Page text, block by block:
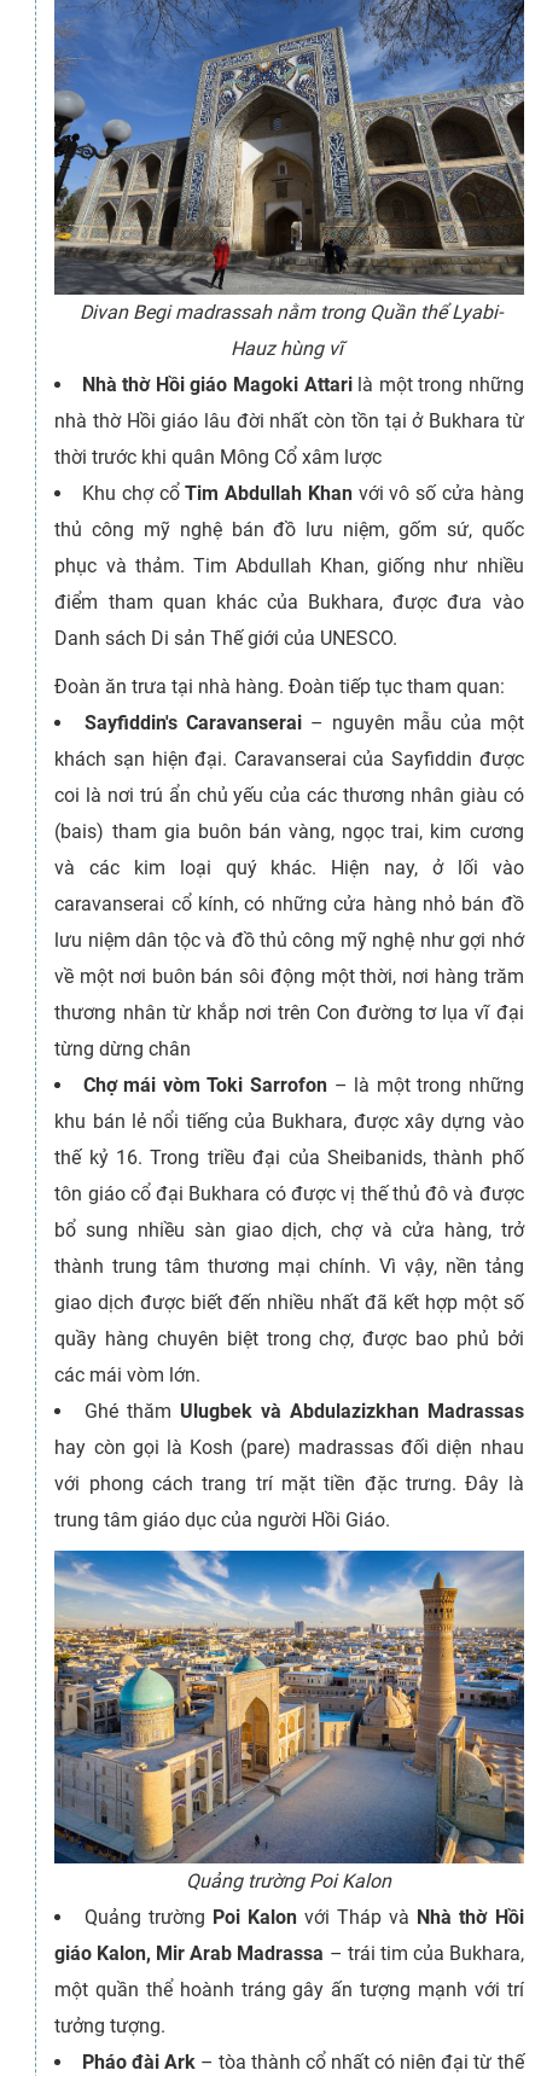
Divan Begi madrassah nằm trong Quần thể Lyabi-
Hauz hùng vĩ
Nhà thờ Hồi giáo Magoki Attarilà một trong những
nhà thờ Hồi giáo lâu đời nhất còn tồn tại ở Bukhara từ
thời trước khi quân Mông Cổ xâm lược
Khu chợ cổTim Abdullah Khanvới vô số cửa hàng
thủ công mỹ nghệ bán đồ lưu niệm, gốm sứ, quốc
phục và thảm. Tim Abdullah Khan, giống như nhiều
điểm tham quan khác của Bukhara, được đưa vào
Danh sách Di sản Thế giới của UNESCO.
Đoàn ăn trưa tại nhà hàng. Đoàn tiếp tục tham quan:
Sayfiddin's Caravanserai – nguyên mẫu của một
khách sạn hiện đại. Caravanserai của Sayfiddin được
coi là nơi trú ẩn chủ yếu của các thương nhân giàu có
(bais) tham gia buôn bán vàng, ngọc trai, kim cương
và các kim loại quý khác. Hiện nay, ở lối vào
caravanserai cổ kính, có những cửa hàng nhỏ bán đồ
lưu niệm dân tộc và đồ thủ công mỹ nghệ như gợi nhớ
về một nơi buôn bán sôi động một thời, nơi hàng trăm
thương nhân từ khắp nơi trên Con đường tơ lụa vĩ đại
từng dừng chân
Chợ mái vòm Toki Sarrofon – là một trong những
khu bán lẻ nổi tiếng của Bukhara, được xây dựng vào
thế kỷ 16. Trong triều đại của Sheibanids, thành phố
tôn giáo cổ đại Bukhara có được vị thế thủ đô và được
bổ sung nhiều sàn giao dịch, chợ và cửa hàng, trở
thành trung tâm thương mại chính. Vì vậy, nền tảng
giao dịch được biết đến nhiều nhất đã kết hợp một số
quầy hàng chuyên biệt trong chợ, được bao phủ bởi
các mái vòm lớn.
Ghé thăm Ulugbek và Abdulazizkhan Madrassas
hay còn gọi là Kosh (pare) madrassas đối diện nhau
với phong cách trang trí mặt tiền đặc trưng. Đây là
trung tâm giáo dục của người Hồi Giáo.
Quảng trường Poi Kalon
Quảng trường Poi Kalonvới Tháp và Nhà thờ Hồi
giáo Kalon, Mir Arab Madrassa – trái tim của Bukhara,
một quần thể hoành tráng gây ấn tượng mạnh với trí
tưởng tượng.
Pháo đài Ark– tòa thành cổ nhất có niên đại từ thế